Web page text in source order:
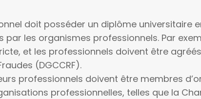
doit posséder un diplôme universitaire
les organismes professionnels. Par
et les professionnels doivent être
(DGCCRF).
professionnels doivent être membres
professionnelles, telles que la